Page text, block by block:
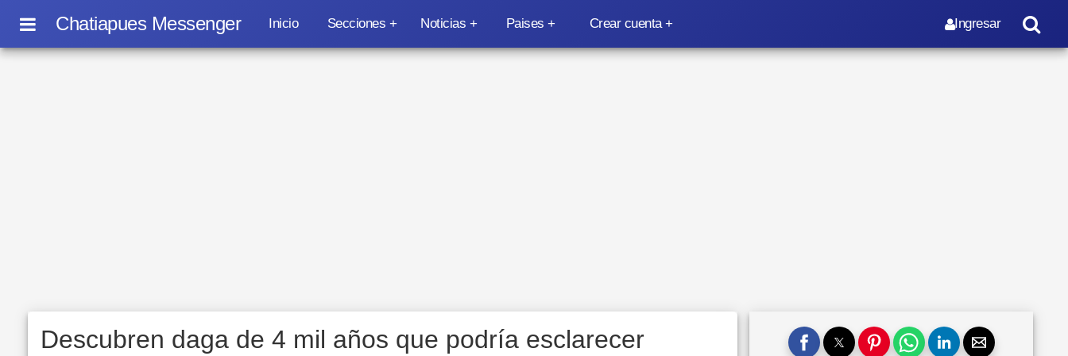
Chatiapues Messenger Inicio Secciones Noticias Paises Ingresar
Crear cuenta
Descubren daga de 4 mil años que podría esclarecer